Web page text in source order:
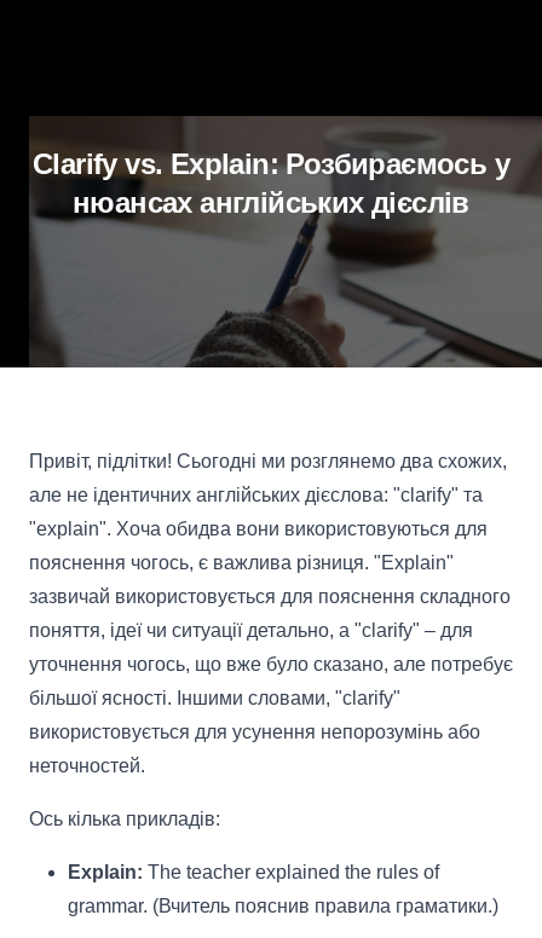
Clarify vs. Explain: Розбираємось у
нюансах англійських дієслів
Привіт, підлітки! Сьогодні ми розглянемо два схожих,
але не ідентичних англійських дієслова: "clarify" та
"explain". Хоча обидва вони використовуються для
пояснення чогось, є важлива різниця. "Explain"
зазвичай використовується для пояснення складного
поняття, ідеї чи ситуації детально, а "clarify" – для
уточнення чогось, що вже було сказано, але потребує
більшої ясності. Іншими словами, "clarify"
використовується для усунення непорозумінь або
неточностей.
Ось кілька прикладів:
Explain: The teacher explained the rules of
grammar. (Вчитель пояснив правила граматики.)